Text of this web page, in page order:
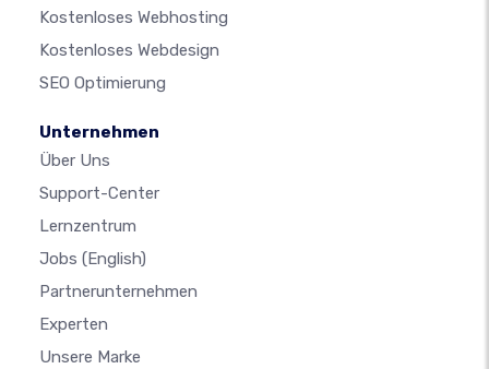
Kostenloses Webhosting
Kostenloses Webdesign
SEO Optimierung
Unternehmen
Über Uns
Support-Center
Lernzentrum
Jobs (English)
Partnerunternehmen
Experten
Unsere Marke